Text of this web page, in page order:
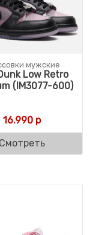
мужские
Low Retro
(IM3077-600)
16.990р
Смотреть